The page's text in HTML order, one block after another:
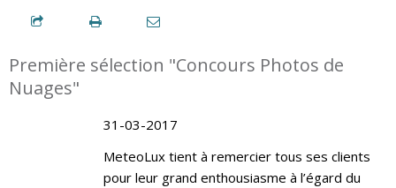
Première sélection "Concours Photos de
Nuages"
31-03-2017
MeteoLux tient à remercier tous ses clients
pour leur grand enthousiasme à l’égard du